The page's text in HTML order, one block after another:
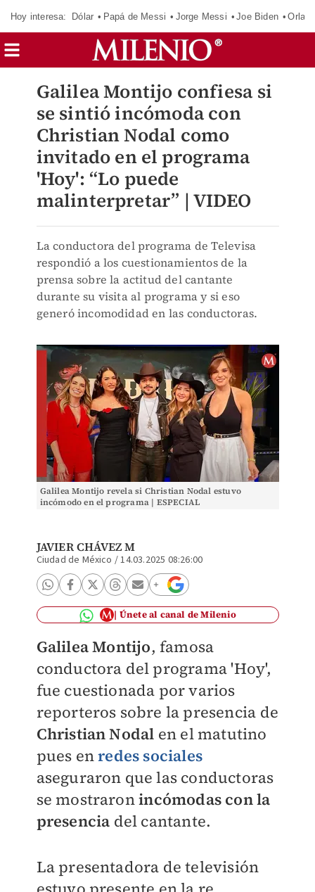
Hoy interesa: Dólar Papá de Messi Jorge Messi Joe Biden
Galilea Montijo confiesa si
se sintió incómoda con
Christian Nodal como
invitado en el programa
'Hoy': “Lo puede
malinterpretar” | VIDEO
La conductora del programa de Televisa
respondió a los cuestionamientos de la
prensa sobre la actitud del cantante
durante su visita al programa y si eso
generó incomodidad en las conductoras.
Galilea Montijo revela si Christian Nodal estuvo
incómodo en el programa | ESPECIAL
JAVIER CHÁVEZ M
Ciudad de México /14.03.2025 08:26:00
Únete al canal de Milenio
Galilea Montijo, famosa
conductora del programa 'Hoy',
fue cuestionada por varios
reporteros sobre la presencia de
Christian Nodal en el matutino
pues enredes sociales
aseguraron que las conductoras
se mostraronincómodas con la
presencia del cantante.
La presentadora de televisión